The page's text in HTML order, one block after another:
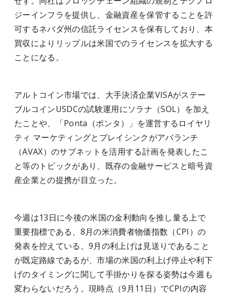
ジーインフラを提供し、金融資産を保管することを許
可するネバダ州の信託ライセンスを保有しており、本
買収によりリップルは米国でのライセンスを拡大する
ことになる。
アルトコイン市場では、大手決済企業VISAがステー
ブルコインUSDCの試験運用にソラナ（SOL）を加え
たことや、「Ponta（ポンタ）」を運営するロイヤリ
ティ マーケティングとプレイシンクがアバランチ
（AVAX）のサブネットを活用する計画を発表したこ
と等のトピックがあり、既存の金融サービスと暗号資
産企業との提携が目立った。
今週は13日に今後の米国の金利動向を推し量る上で
重要指標である、8月の米消費者物価指数（CPI）の
発表を控えている。9月の利上げは見送りであること
が既定路線であるが、市場の米国の利上げ停止や利下
げのタイミングに関して手掛かりを探る姿勢は今週も
変わらないだろう。現時点（9月11日）でCPIの内容